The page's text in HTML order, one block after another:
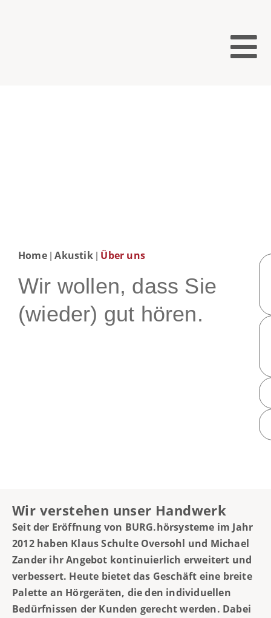
Home|Akustik| Über uns
Wir wollen, dass Sie
(wieder) gut hören.
Wir verstehen unser Handwerk
Seit der Eröffnung von BURG.hörsysteme im Jahr
2012 haben Klaus Schulte Oversohl und Michael
Zander ihr Angebot kontinuierlich erweitert und
verbessert. Heute bietet das Geschäft eine breite
Palette an Hörgeräten, die den individuellen
Bedürfnissen der Kunden gerecht werden. Dabei